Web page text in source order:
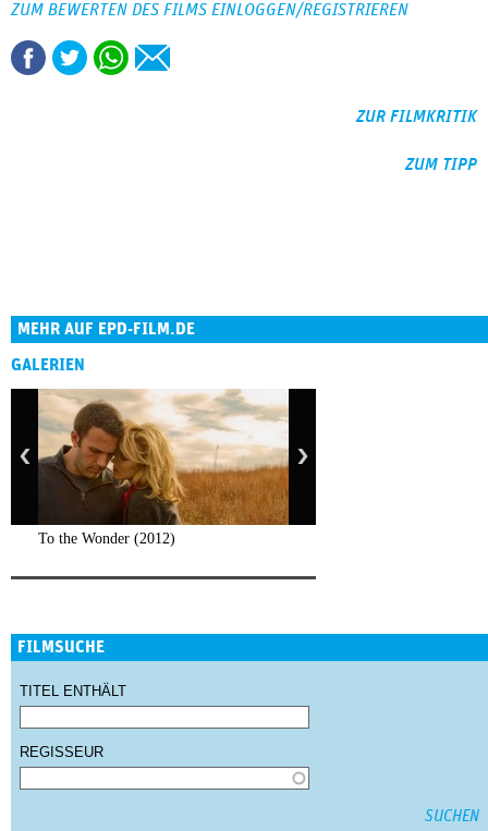
ZUM BEWERTEN DES FILMS EINLOGGEN/REGISTRIEREN
ZUR FILMKRITIK
ZUM TIPP
MEHR AUF EPD-FILM.DE
GALERIEN
To the Wonder (2012)
FILMSUCHE
TITEL ENTHÄLT
REGISSEUR